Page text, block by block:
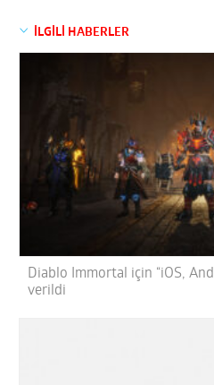
İLGİLİ HABERLER
Diablo Immortal için “iOS,
verildi